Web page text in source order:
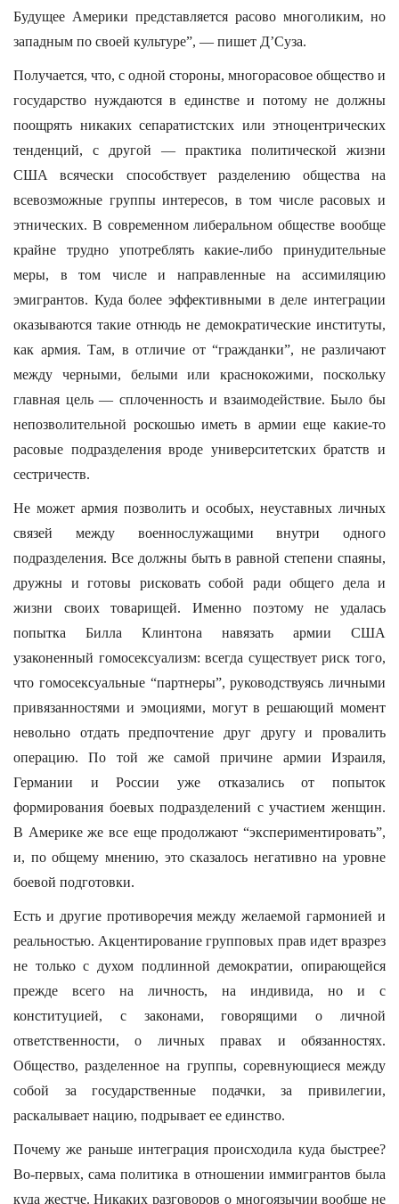
Будущее Америки представляется расово многоликим, но
западным по своей культуре”, — пишет Д’Суза.
Получается, что, с одной стороны, многорасовое общество и
государство нуждаются в единстве и потому не должны
поощрять никаких сепаратистских или этноцентрических
тенденций, с другой — практика политической жизни
США всячески способствует разделению общества на
всевозможные группы интересов, в том числе расовых и
этнических. В современном либеральном обществе вообще
крайне трудно употреблять какие-либо принудительные
меры, в том числе и направленные на ассимиляцию
эмигрантов. Куда более эффективными в деле интеграции
оказываются такие отнюдь не демократические институты,
как армия. Там, в отличие от “гражданки”, не различают
между черными, белыми или краснокожими, поскольку
главная цель — сплоченность и взаимодействие. Было бы
непозволительной роскошью иметь в армии еще какие-то
расовые подразделения вроде университетских братств и
сестричеств.
Не может армия позволить и особых, неуставных личных
связей между военнослужащими внутри одного
подразделения. Все должны быть в равной степени спаяны,
дружны и готовы рисковать собой ради общего дела и
жизни своих товарищей. Именно поэтому не удалась
попытка Билла Клинтона навязать армии США
узаконенный гомосексуализм: всегда существует риск того,
что гомосексуальные “партнеры”, руководствуясь личными
привязанностями и эмоциями, могут в решающий момент
невольно отдать предпочтение друг другу и провалить
операцию. По той же самой причине армии Израиля,
Германии и России уже отказались от попыток
формирования боевых подразделений с участием женщин.
В Америке же все еще продолжают “экспериментировать”,
и, по общему мнению, это сказалось негативно на уровне
боевой подготовки.
Есть и другие противоречия между желаемой гармонией и
реальностью. Акцентирование групповых прав идет вразрез
не только с духом подлинной демократии, опирающейся
прежде всего на личность, на индивида, но и с
конституцией, с законами, говорящими о личной
ответственности, о личных правах и обязанностях.
Общество, разделенное на группы, соревнующиеся между
собой за государственные подачки, за привилегии,
раскалывает нацию, подрывает ее единство.
Почему же раньше интеграция происходила куда быстрее?
Во-первых, сама политика в отношении иммигрантов была
куда жестче. Никаких разговоров о многоязычии вообще не